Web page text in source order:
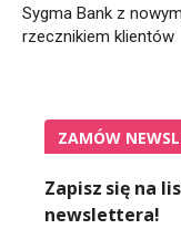
Sygma Bank z nowym
rzecznikiem klientów
ZAMÓW
Zapisz się na
newslettera!